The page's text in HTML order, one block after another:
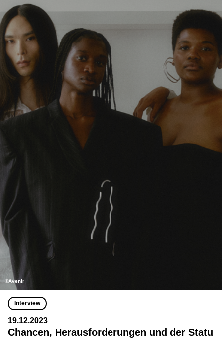
©Avenir
Interview
19.12.2023
Chancen, Herausforderungen und der Statu